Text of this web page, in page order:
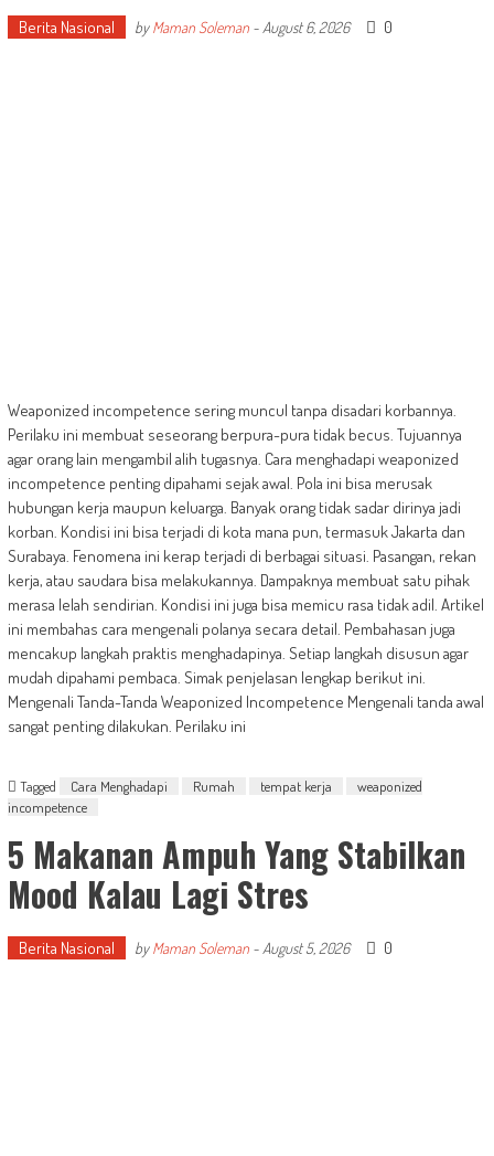
Berita Nasional byMaman Soleman- August 6, 2026 0
Weaponized incompetence sering muncul tanpa disadari korbannya.
Perilaku ini membuat seseorang berpura-pura tidak becus. Tujuannya
agar orang lain mengambil alih tugasnya. Cara menghadapi weaponized
incompetence penting dipahami sejak awal. Pola ini bisa merusak
hubungan kerja maupun keluarga. Banyak orang tidak sadar dirinya jadi
korban. Kondisi ini bisa terjadi di kota mana pun, termasuk Jakarta dan
Surabaya. Fenomena ini kerap terjadi di berbagai situasi. Pasangan, rekan
kerja, atau saudara bisa melakukannya. Dampaknya membuat satu pihak
merasa lelah sendirian. Kondisi ini juga bisa memicu rasa tidak adil. Artikel
ini membahas cara mengenali polanya secara detail. Pembahasan juga
mencakup langkah praktis menghadapinya. Setiap langkah disusun agar
mudah dipahami pembaca. Simak penjelasan lengkap berikut ini.
Mengenali Tanda-Tanda Weaponized Incompetence Mengenali tanda awal
sangat penting dilakukan. Perilaku ini
Tagged Cara Menghadapi Rumah tempat kerja
weaponized
incompetence
5 Makanan Ampuh Yang Stabilkan
Mood Kalau Lagi Stres
Berita Nasional byMaman Soleman- August 5, 2026 0